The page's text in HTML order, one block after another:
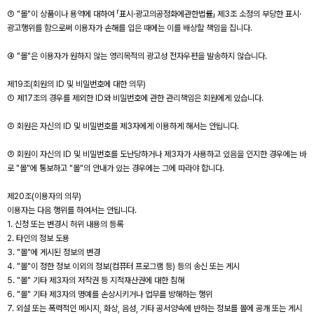
③ "몰"이 상품이나 용역에 대하여 「표시·광고의공정화에관한법률」 제3조 소정의 부당한 표시·
광고행위를 함으로써 이용자가 손해를 입은 때에는 이를 배상할 책임을 집니다.
④ "몰"은 이용자가 원하지 않는 영리목적의 광고성 전자우편을 발송하지 않습니다.
제19조(회원의 ID 및 비밀번호에 대한 의무)
① 제17조의 경우를 제외한 ID와 비밀번호에 관한 관리책임은 회원에게 있습니다.
② 회원은 자신의 ID 및 비밀번호를 제3자에게 이용하게 해서는 안됩니다.
③ 회원이 자신의 ID 및 비밀번호를 도난당하거나 제3자가 사용하고 있음을 인지한 경우에는 바
로 "몰"에 통보하고 "몰"의 안내가 있는 경우에는 그에 따라야 합니다.
제20조(이용자의 의무)
이용자는 다음 행위를 하여서는 안됩니다.
1. 신청 또는 변경시 허위 내용의 등록
2. 타인의 정보 도용
3. "몰"에 게시된 정보의 변경
4. "몰"이 정한 정보 이외의 정보(컴퓨터 프로그램 등) 등의 송신 또는 게시
5. "몰" 기타 제3자의 저작권 등 지적재산권에 대한 침해
6. "몰" 기타 제3자의 명예를 손상시키거나 업무를 방해하는 행위
7. 외설 또는 폭력적인 메시지, 화상, 음성, 기타 공서양속에 반하는 정보를 몰에 공개 또는 게시